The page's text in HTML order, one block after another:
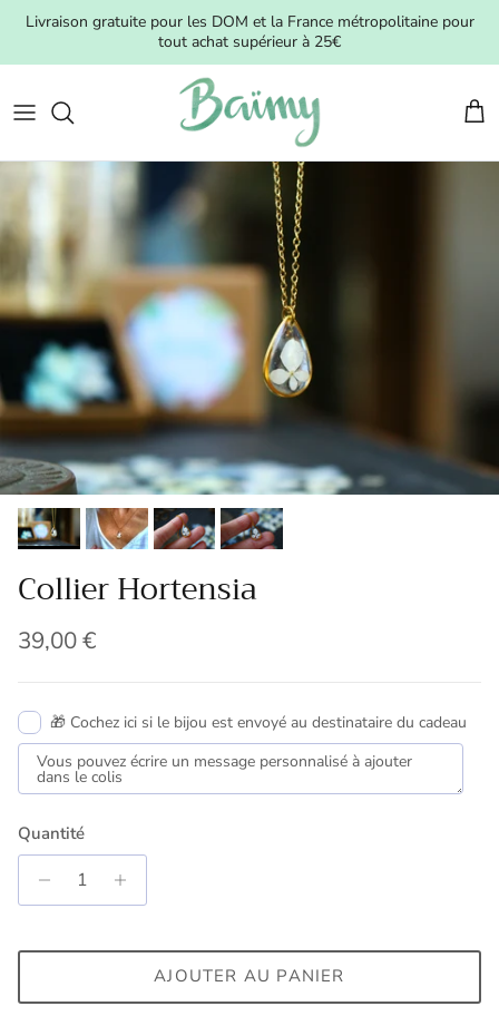
Aller au contenu
Livraison gratuite pour les DOM et la France métropolitaine pour
tout achat supérieur à 25€
Collier Hortensia
Prix habituel
39,00 €
🎁 Cochez ici si le bijou est envoyé au destinataire du cadeau
Quantité
AJOUTER AU PANIER